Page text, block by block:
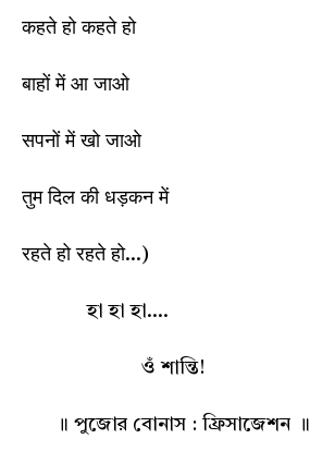
कहते हो कहते हो
बाहों में आ जाओ
सपनों में खो जाओ
तुम दिल की धड़कन में
रहते हो रहते हो...)
হা হা হা....
ওঁ শান্তি!
॥ পুজোর বোনাস : ফ্রিসাজেশন ॥